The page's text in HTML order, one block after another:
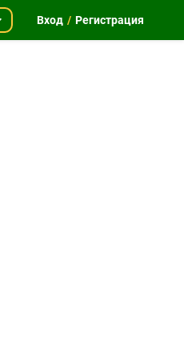
Вход / Регистрация